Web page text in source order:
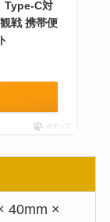
Type-C対
戦 携帯便
ポチップ
40mm ×